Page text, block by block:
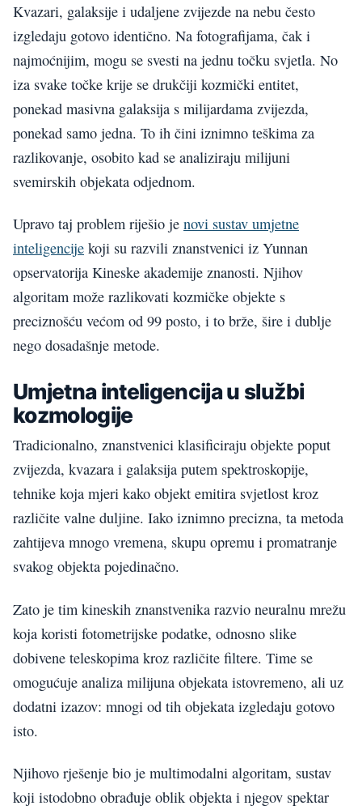
Kvazari, galaksije i udaljene zvijezde na nebu često
izgledaju gotovo identično. Na fotografijama, čak i
najmoćnijim, mogu se svesti na jednu točku svjetla. No
iza svake točke krije se drukčiji kozmički entitet,
ponekad masivna galaksija s milijardama zvijezda,
ponekad samo jedna. To ih čini iznimno teškima za
razlikovanje, osobito kad se analiziraju milijuni
svemirskih objekata odjednom.
Upravo taj problem riješio je novi sustav umjetne
inteligencije koji su razvili znanstvenici iz Yunnan
opservatorija Kineske akademije znanosti. Njihov
algoritam može razlikovati kozmičke objekte s
preciznošću većom od 99 posto, i to brže, šire i dublje
nego dosadašnje metode.
Umjetna inteligencija u službi
kozmologije
Tradicionalno, znanstvenici klasificiraju objekte poput
zvijezda, kvazara i galaksija putem spektroskopije,
tehnike koja mjeri kako objekt emitira svjetlost kroz
različite valne duljine. Iako iznimno precizna, ta metoda
zahtijeva mnogo vremena, skupu opremu i promatranje
svakog objekta pojedinačno.
Zato je tim kineskih znanstvenika razvio neuralnu mrežu
koja koristi fotometrijske podatke, odnosno slike
dobivene teleskopima kroz različite filtere. Time se
omogućuje analiza milijuna objekata istovremeno, ali uz
dodatni izazov: mnogi od tih objekata izgledaju gotovo
isto.
Njihovo rješenje bio je multimodalni algoritam, sustav
koji istodobno obrađuje oblik objekta i njegov spektar